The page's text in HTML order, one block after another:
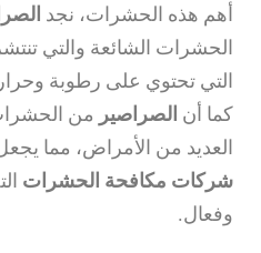
أهم هذه الحشرات، نجد
الحشرات الشائعة والتي
التي تحتوي على رطوبة
كما أن الصراصير من
العديد من الأمراض، مما
شركات مكافحة الحشرات
وفعال.